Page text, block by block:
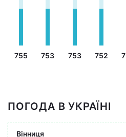
755 753 753 752
ПОГОДА В УКРАЇНІ
Вінниця